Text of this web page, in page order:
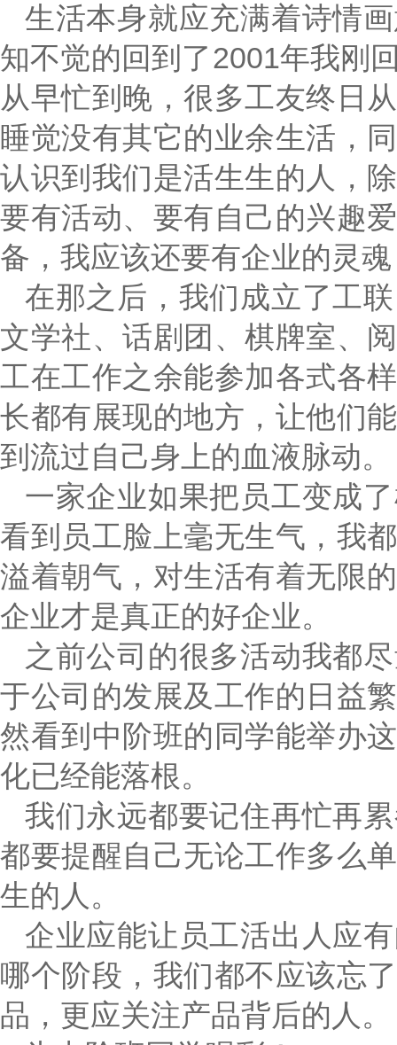
生活本身就应充满着诗情
知不觉的回到了2001年我刚
从早忙到晚，很多工友终日
睡觉没有其它的业余生活，
认识到我们是活生生的人，
要有活动、要有自己的兴趣
备，我应该还要有企业的灵
在那之后，我们成立了工
文学社、话剧团、棋牌室、
工在工作之余能参加各式各
长都有展现的地方，让他们
到流过自己身上的血液脉动。
一家企业如果把员工变成
看到员工脸上毫无生气，我
溢着朝气，对生活有着无限
企业才是真正的好企业。
之前公司的很多活动我都
于公司的发展及工作的日益
然看到中阶班的同学能举办
化已经能落根。
我们永远都要记住再忙再
都要提醒自己无论工作多么
生的人。
企业应能让员工活出人应
哪个阶段，我们都不应该忘
品，更应关注产品背后的人。